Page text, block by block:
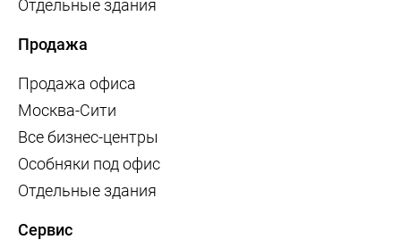
Отдельные здания
Продажа
Продажа офиса
Москва-Сити
Все бизнес-центры
Особняки под офис
Отдельные здания
Сервис